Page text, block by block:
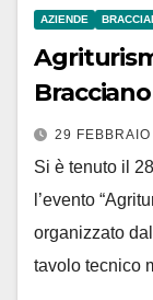
AZIENDE
29
Si è tenuto il
l’evento
organizzato
tavolo tecnico